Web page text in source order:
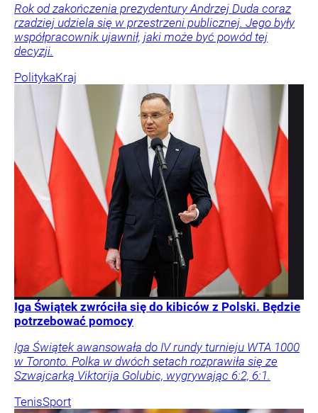
Rok od zakończenia prezydentury Andrzej Duda coraz
rzadziej udziela się w przestrzeni publicznej. Jego były
współpracownik ujawnił, jaki może być powód tej
decyzji.
PolitykaKraj
Iga Świątek zwróciła się do kibiców z Polski. Będzie
potrzebować pomocy
Iga Świątek awansowała do IV rundy turnieju WTA 1000
w Toronto. Polka w dwóch setach rozprawiła się ze
Szwajcarką Viktorija Golubic, wygrywając 6:2, 6:1.
TenisSport